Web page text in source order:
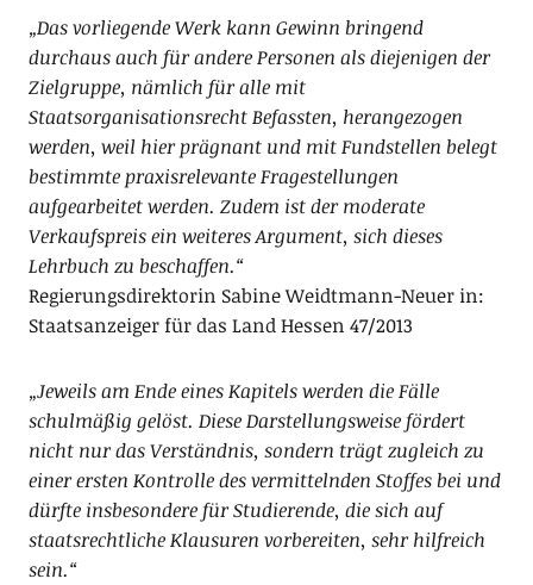
„Das vorliegende Werk kann Gewinn bringend
durchaus auch für andere Personen als diejenigen der
Zielgruppe, nämlich für alle mit
Staatsorganisationsrecht Befassten, herangezogen
werden, weil hier prägnant und mit Fundstellen belegt
bestimmte praxisrelevante Fragestellungen
aufgearbeitet werden. Zudem ist der moderate
Verkaufspreis ein weiteres Argument, sich dieses
Lehrbuch zu beschaffen.“
Regierungsdirektorin Sabine Weidtmann-Neuer in:
Staatsanzeiger für das Land Hessen 47/2013
„Jeweils am Ende eines Kapitels werden die Fälle
schulmäßig gelöst. Diese Darstellungsweise fördert
nicht nur das Verständnis, sondern trägt zugleich zu
einer ersten Kontrolle des vermittelnden Stoffes bei und
dürfte insbesondere für Studierende, die sich auf
staatsrechtliche Klausuren vorbereiten, sehr hilfreich
sein.“